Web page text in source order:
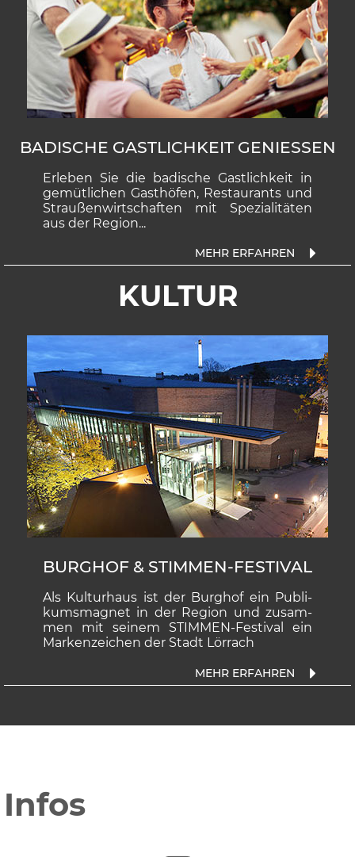
BADISCHE GASTLICHKEIT GENIESSEN
Erleben Sie die ba­dische Gast­lich­keit in
ge­müt­li­chen Gast­hö­fen, Res­tau­rants und
Strau­ßen­wirt­schaf­ten mit Spe­zi­ali­tä­ten
aus der Re­gion...
KULTUR
BURGHOF & STIMMEN-FESTIVAL
Als Kulturhaus ist der Burghof ein Publi-
kumsmagnet in der Region und zusam-
men mit seinem STIMMEN-Festival ein
Markenzeichen der Stadt Lörrach
Infos